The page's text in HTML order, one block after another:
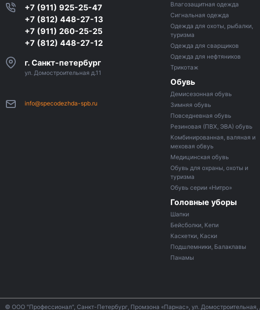
+7 (911) 925-25-47
+7 (812) 448-27-13
+7 (911) 260-25-25
+7 (812) 448-27-12
г. Санкт-петербург
ул. Домостроительная д.11
info@specodezhda-spb.ru
Влагозащитная одежда
Сигнальная одежда
Одежда для охоты, рыбалки,
туризма
Одежда для сварщиков
Одежда для нефтяников
Трикотаж
Обувь
Демисезонная обувь
Зимняя обувь
Повседневная обувь
Резиновая (ПВХ, ЭВА) обувь
Комбинированная, валяная и
меховая обвуь
Медицинская обувь
Обувь для охраны, охоты и
туризма
Обувь серии «Нитро»
Головные уборы
Шапки
Бейсболки, Кепи
Каскетки, Каски
Подшлемники, Балаклавы
Панамы
© ООО "Профессионал", Санкт-Петербург, Промзона «Парнас», ул.